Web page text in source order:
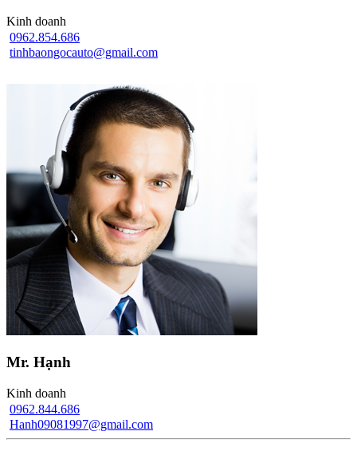
Kinh doanh
0962.854.686
tinhbaongocauto@gmail.com
Mr. Hạnh
Kinh doanh
0962.844.686
Hanh09081997@gmail.com